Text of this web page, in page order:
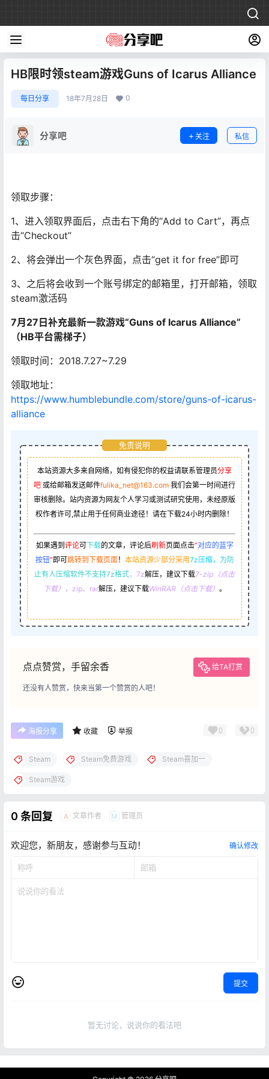
HB限时领steam游戏Guns of Icarus Alliance
每日分享 18年7月28日 0
分享吧 关注 私信
领取步骤：
1、进入领取界面后，点击右下角的“Add to Cart”，再点
击“Checkout”
2、将会弹出一个灰色界面，点击“get it for free”即可
3、之后将会收到一个账号绑定的邮箱里，打开邮箱，领取
steam激活码
7月27日补充最新一款游戏“Guns of Icarus Alliance”
（HB平台需梯子）
领取时间：2018.7.27~7.29
领取地址：
https://www.humblebundle.com/store/guns-of-icarus-
alliance
免责说明
本站资源大多来自网络，如有侵犯你的权益请联系管理员分享
吧 或给邮箱发送邮件fulika_net@163.com 我们会第一时间进行
审核删除。站内资源为网友个人学习或测试研究使用，未经原版
权作者许可,禁止用于任何商业途径！请在下载24小时内删除！
如果遇到 评论可下载的文章，评论后刷新页面点击“对应的蓝字
按钮”即可跳转到下载页面！ 本站资源少部分采用7z压缩， 为防
止有人压缩软件不支持7z格式，7z解压，建议下载7-zip（点击
下载） ，zip、rar解压，建议下载WinRAR（点击下载） 。
点点赞赏，手留余香 给TA打赏
还没有人赞赏，快来当第一个赞赏的人吧！
海报分享 收藏 举报 0 0
Steam Steam免费游戏 Steam喜加一
Steam游戏
0 条回复 A 文章作者 M 管理员
欢迎您，新朋友，感谢参与互动！ 确认修改
提交
暂无讨论，说说你的看法吧